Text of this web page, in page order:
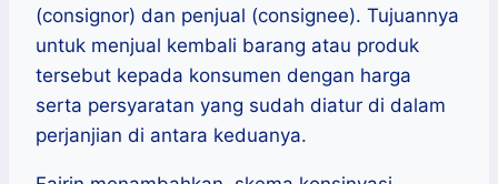
(consignor) dan penjual (consignee). Tujuannya
untuk menjual kembali barang atau produk
tersebut kepada konsumen dengan harga
serta persyaratan yang sudah diatur di dalam
perjanjian di antara keduanya.